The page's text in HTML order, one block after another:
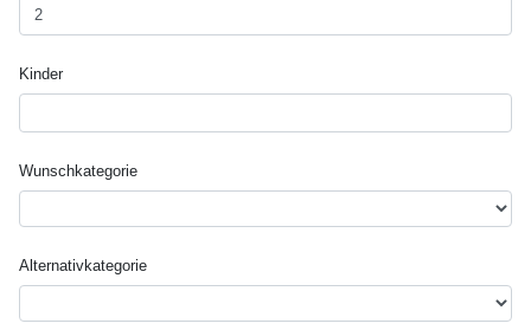
Kinder
Wunsch­kategorie
Alternativ­kategorie